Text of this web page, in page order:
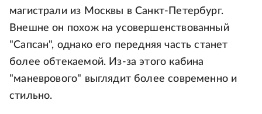
магистрали из Москвы в Санкт-Петербург.
Внешне он похож на усовершенствованный
"Сапсан", однако его передняя часть станет
более обтекаемой. Из-за этого кабина
"маневрового" выглядит более современно и
стильно.